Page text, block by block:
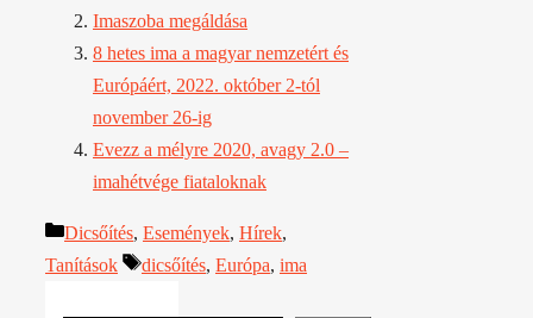
Imaszoba megáldása
8 hetes ima a magyar nemzetért és
Európáért, 2022. október 2-tól
november 26-ig
Evezz a mélyre 2020, avagy 2.0 –
imahétvége fiataloknak
Kategória
Dicsőítés, Események, Hírek,
Tanítások
Címkék
dicsőítés, Európa, ima